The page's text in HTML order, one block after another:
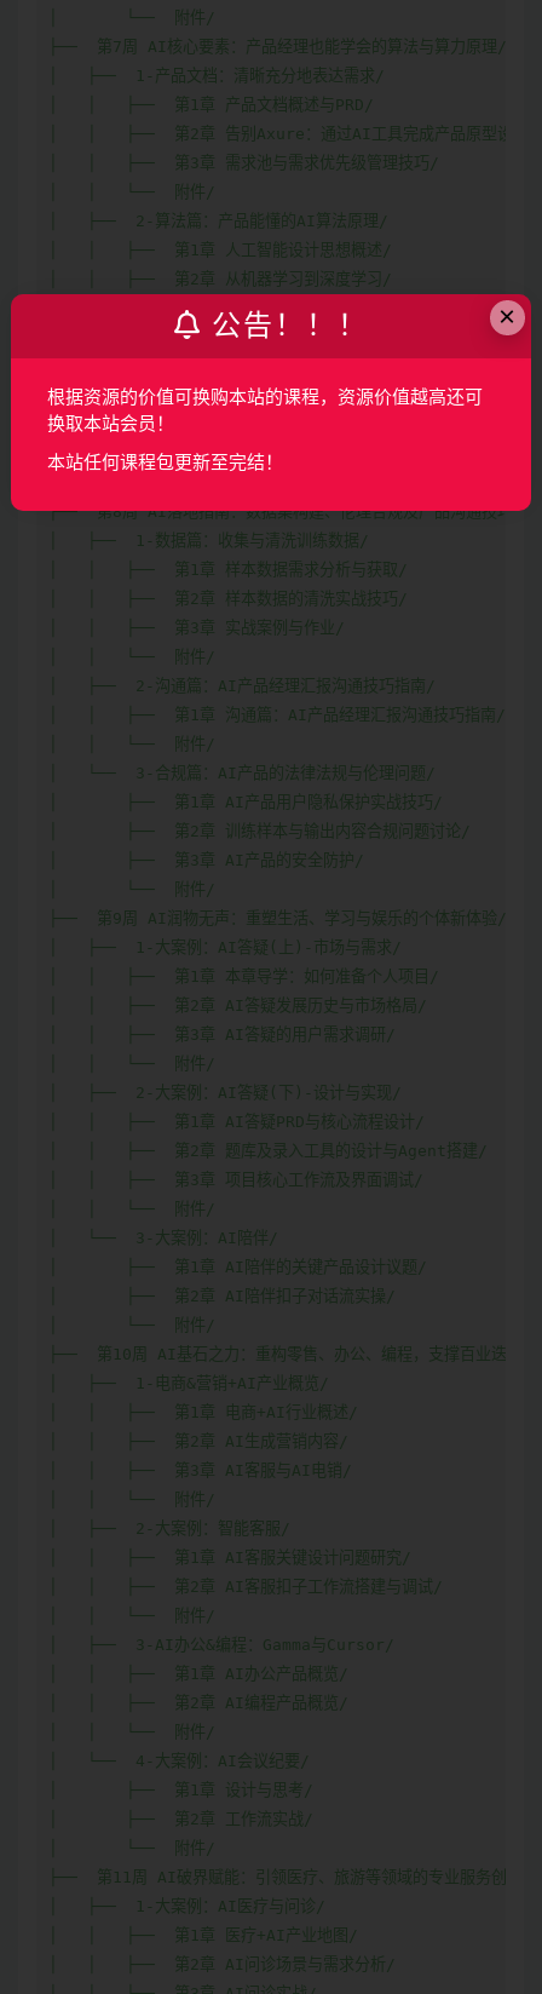
│       └──  附件/
├──  第7周 AI核心要素：产品经理也能学会的算法与算力原理/
│   ├──  1-产品文档：清晰充分地表达需求/
│   │   ├──  第1章 产品文档概述与PRD/
│   │   ├──  第2章 告别Axure：通过AI工具完成产品原型设计/
│   │   ├──  第3章 需求池与需求优先级管理技巧/
│   │   └──  附件/
│   ├──  2-算法篇：产品能懂的AI算法原理/
│   │   ├──  第1章 人工智能设计思想概述/
│   │   ├──  第2章 从机器学习到深度学习/
│   │   ├──  第3章 视觉问题求解的算法原理/
│   │   ├──  第4章 序列问题求解的算法原理/
│   └──  3-大模型的微调、算力与部署问题/
│       ├──  第1章 产品也能操作的大模型微调/
│       ├──  第2章 GPU与模型算力成本的权衡/
├──  第8周 AI落地指南：数据集构建、伦理合规及产品沟通技巧/
│   ├──  1-数据篇：收集与清洗训练数据/
│   │   ├──  第1章 样本数据需求分析与获取/
│   │   ├──  第2章 样本数据的清洗实战技巧/
│   │   ├──  第3章 实战案例与作业/
│   │   └──  附件/
│   ├──  2-沟通篇：AI产品经理汇报沟通技巧指南/
│   │   ├──  第1章 沟通篇：AI产品经理汇报沟通技巧指南/
│   │   └──  附件/
│   └──  3-合规篇：AI产品的法律法规与伦理问题/
│       ├──  第1章 AI产品用户隐私保护实战技巧/
│       ├──  第2章 训练样本与输出内容合规问题讨论/
│       ├──  第3章 AI产品的安全防护/
│       └──  附件/
├──  第9周 AI润物无声：重塑生活、学习与娱乐的个体新体验/
│   ├──  1-大案例：AI答疑(上)-市场与需求/
│   │   ├──  第1章 本章导学：如何准备个人项目/
│   │   ├──  第2章 AI答疑发展历史与市场格局/
│   │   ├──  第3章 AI答疑的用户需求调研/
│   │   └──  附件/
│   ├──  2-大案例：AI答疑(下)-设计与实现/
│   │   ├──  第1章 AI答疑PRD与核心流程设计/
│   │   ├──  第2章 题库及录入工具的设计与Agent搭建/
│   │   ├──  第3章 项目核心工作流及界面调试/
│   │   └──  附件/
│   └──  3-大案例：AI陪伴/
│       ├──  第1章 AI陪伴的关键产品设计议题/
│       ├──  第2章 AI陪伴扣子对话流实操/
│       └──  附件/
├──  第10周 AI基石之力：重构零售、办公、编程，支撑百业迭代
│   ├──  1-电商&营销+AI产业概览/
│   │   ├──  第1章 电商+AI行业概述/
│   │   ├──  第2章 AI生成营销内容/
│   │   ├──  第3章 AI客服与AI电销/
│   │   └──  附件/
│   ├──  2-大案例：智能客服/
│   │   ├──  第1章 AI客服关键设计问题研究/
│   │   ├──  第2章 AI客服扣子工作流搭建与调试/
│   │   └──  附件/
│   ├──  3-AI办公&编程：Gamma与Cursor/
│   │   ├──  第1章 AI办公产品概览/
│   │   ├──  第2章 AI编程产品概览/
│   │   └──  附件/
│   └──  4-大案例：AI会议纪要/
│       ├──  第1章 设计与思考/
│       ├──  第2章 工作流实战/
│       └──  附件/
├──  第11周 AI破界赋能：引领医疗、旅游等领域的专业服务创新
│   ├──  1-大案例：AI医疗与问诊/
│   │   ├──  第1章 医疗+AI产业地图/
│   │   ├──  第2章 AI问诊场景与需求分析/
×
公告！！！
根据资源的价值可换购本站的课程，资源价值越高还可
换取本站会员！
本站任何课程包更新至完结！